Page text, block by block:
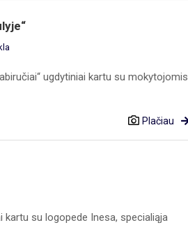
ugdytiniai kartu su mokytojomis
Plačiau
kartu su logopede Inesa, specialiąja